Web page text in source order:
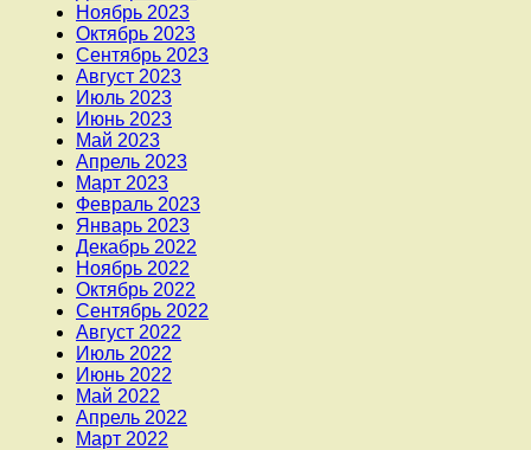
Ноябрь 2023
Октябрь 2023
Сентябрь 2023
Август 2023
Июль 2023
Июнь 2023
Май 2023
Апрель 2023
Март 2023
Февраль 2023
Январь 2023
Декабрь 2022
Ноябрь 2022
Октябрь 2022
Сентябрь 2022
Август 2022
Июль 2022
Июнь 2022
Май 2022
Апрель 2022
Март 2022